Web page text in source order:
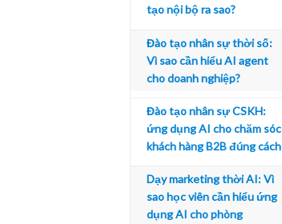
tạo nội bộ ra sao?
Đào tạo nhân sự thời số:
Vì sao cần hiểu AI agent
cho doanh nghiệp?
Đào tạo nhân sự CSKH:
ứng dụng AI cho chăm sóc
khách hàng B2B đúng cách
Dạy marketing thời AI: Vì
sao học viên cần hiểu ứng
dụng AI cho phòng